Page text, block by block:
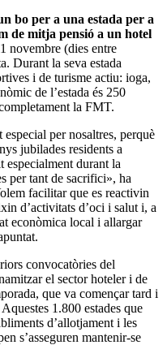
bo per a una estada per a
de mitja pensió a un hotel
novembre (dies entre
Durant la seva estada
i de turisme actiu: ioga,
de l’estada és 250
la FMT.
per nosaltres, perquè
jubilades residents a
especialment durant la
per tant de sacrifici», ha
facilitar que es reactivin
d’activitats d’oci i salut i, a
econòmica local i allargar
convocatòries del
el sector hoteler i de
que va començar tard i
1.800 estades que
d’allotjament i les
s’asseguren mantenir-se